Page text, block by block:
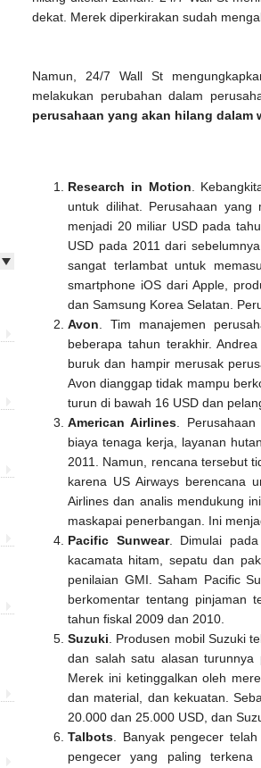
dekat. Merek diperkirakan sudah
Namun, 24/7 Wall St
melakukan perubahan dalam
perusahaan yang akan hilang dalam
Research in Motion .
untuk dilihat. Perusahaan
menjadi 20 miliar USD pada
USD pada 2011 dari
sangat terlambat untuk
smartphone iOS dari Apple,
dan Samsung Korea Selatan.
Avon . Tim manajemen
beberapa tahun terakhir.
buruk dan hampir merusak
Avon dianggap tidak mampu
turun di bawah 16 USD dan
American Airlines .
biaya tenaga kerja, layanan
2011. Namun, rencana tersebut
karena US Airways berencana
Airlines dan analis mendukung
maskapai penerbangan. Ini
Pacific Sunwear. Dimulai
kacamata hitam, sepatu dan
penilaian GMI. Saham Pacific
berkomentar tentang pinjaman
tahun fiskal 2009 dan 2010.
Suzuki . Produsen mobil Suzuki
dan salah satu alasan turunnya
Merek ini ketinggalkan oleh
dan material, dan kekuatan.
20.000 dan 25.000 USD, dan
Talbots . Banyak pengecer
pengecer yang paling terkena